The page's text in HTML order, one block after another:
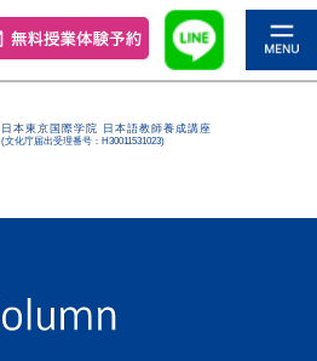
日本東京国際学院 日本語教師養成講座
(文化庁届出受理番号：H30011531023)